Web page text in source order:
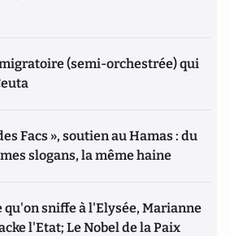
(semi-orchestrée) qui
Facs », soutien au Hamas : du
slogans, la même haine
qu'on sniffe à l'Elysée, Marianne
l'Etat; Le Nobel de la Paix